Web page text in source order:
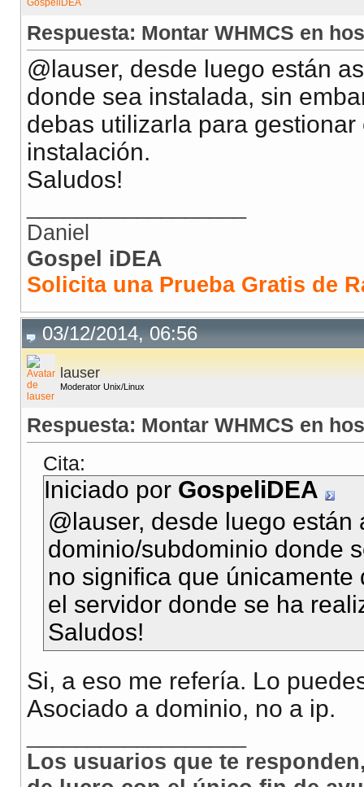
Respuesta: Montar WHMCS en
@lauser, desde luego están
donde sea instalada, sin
debas utilizarla para
instalación.
Saludos!
Daniel
Gospel iDEA
Solicita una Prueba Gratis de
03/12/2014, 06:56
lauser
Moderator Unix/Linux
Respuesta: Montar WHMCS en
Cita:
Iniciado por GospeliDEA
@lauser, desde luego están
dominio/subdominio donde
no significa que
el servidor donde se ha
Saludos!
Si, a eso me refería. Lo
Asociado a dominio, no a ip.
Los usuarios que te